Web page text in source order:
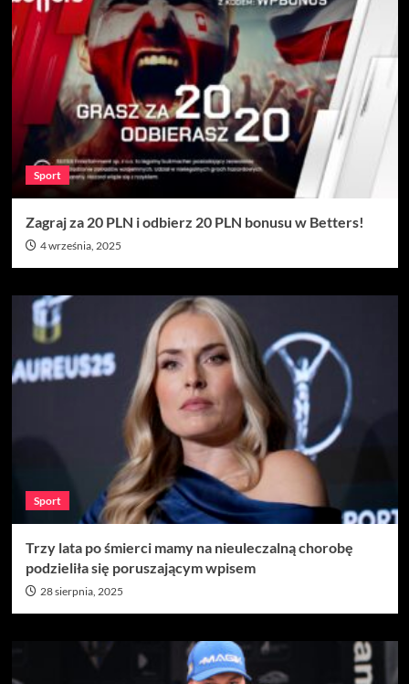
Sport
Zagraj za 20 PLN i odbierz 20 PLN bonusu w Betters!
4 września, 2025
Sport
Trzy lata po śmierci mamy na nieuleczalną chorobę
podzieliła się poruszającym wpisem
28 sierpnia, 2025